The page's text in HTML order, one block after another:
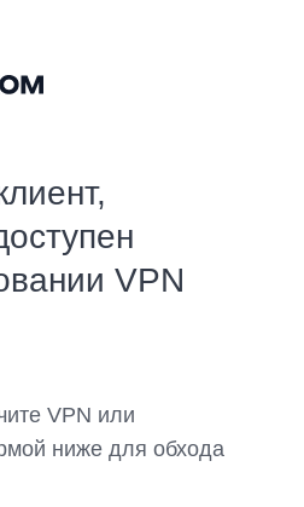
VPN
VPN или
ниже для обхода